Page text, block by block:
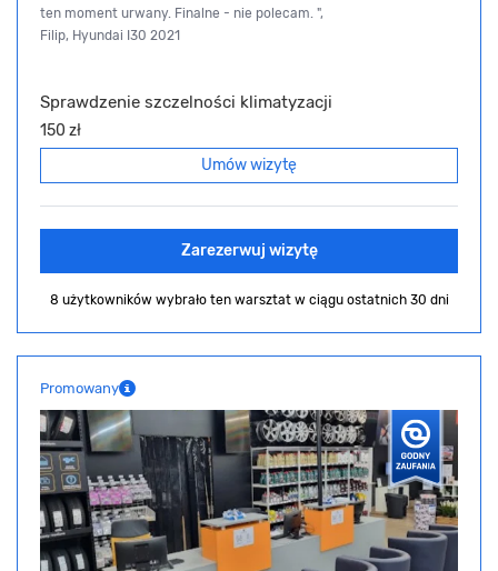
ten moment urwany. Finalne - nie polecam. ",
Filip, Hyundai I30 2021
Sprawdzenie szczelności klimatyzacji
150 zł
Umów wizytę
Zarezerwuj wizytę
8 użytkowników wybrało ten warsztat w ciągu ostatnich 30 dni
Promowany